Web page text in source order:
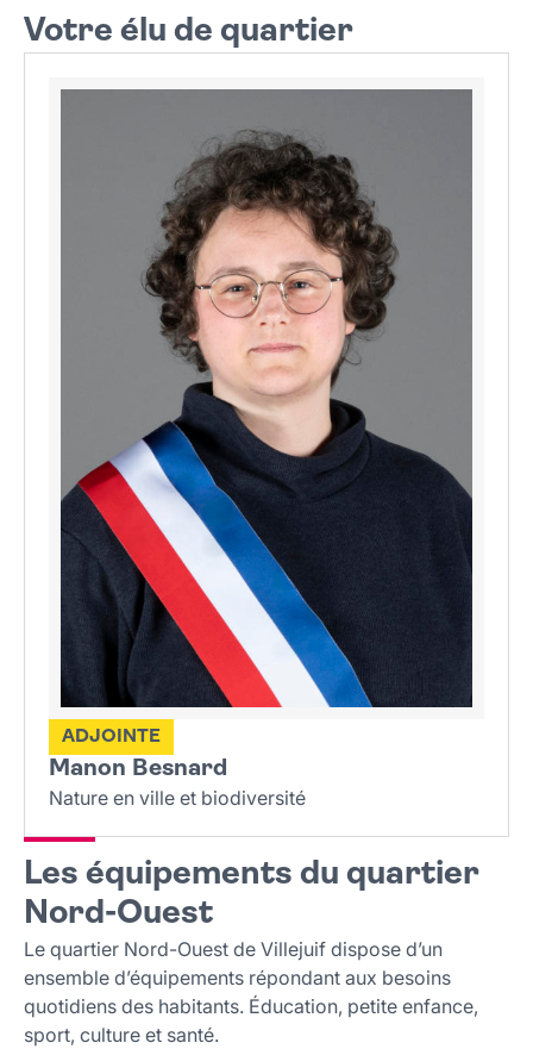
Votre élu de quartier
Manon Besnard
ADJOINTE
Nature en ville et biodiversité
Les équipements du quartier
Nord-Ouest
Le quartier Nord-Ouest de Villejuif dispose d’un
ensemble d’équipements répondant aux besoins
quotidiens des habitants. Éducation, petite enfance,
sport, culture et santé.